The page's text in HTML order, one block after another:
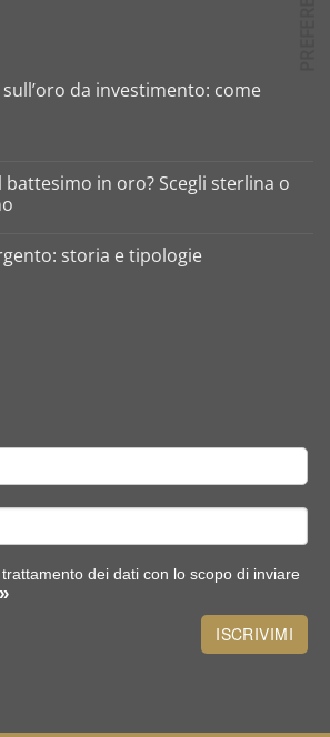
da investimento: come
battesimo in oro? Scegli sterlina o
storia e tipologie
dei dati con lo scopo di inviare
»
ISCRIVIMI